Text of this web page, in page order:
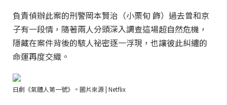
負責偵辦此案的刑警岡本賢治（小栗旬 飾）過去曾和京
子有一段情，隨著兩人分頭深入調查這場超自然危機，
隱藏在案件背後的駭人祕密逐一浮現，也讓彼此糾纏的
命運再度交織。
日劇《氣體人第一號》。圖片來源 | Netflix